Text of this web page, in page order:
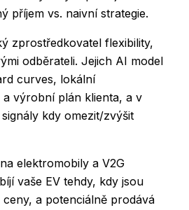
příjem vs. naivní strategie.
zprostředkovatel flexibility,
odběrateli. Jejich AI model
curves, lokální
a výrobní plán klienta, a v
kdy omezit/zvýšit
elektromobily a V2G
vaše EV tehdy, kdy jsou
a potenciálně prodává